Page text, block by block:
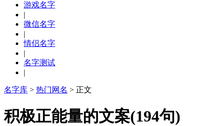
游戏名字
|
微信名字
|
情侣名字
|
名字测试
|
名字库 > 热门网名 > 正文
积极正能量的文案(194句)